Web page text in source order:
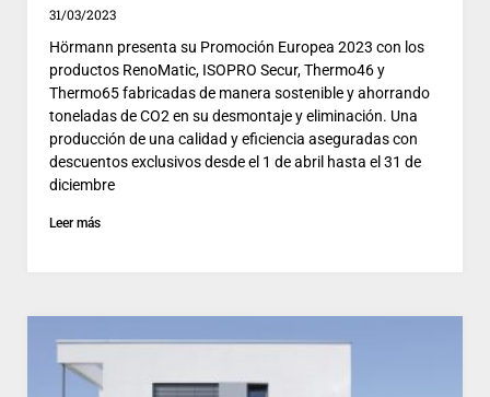
31/03/2023
Hörmann presenta su Promoción Europea 2023 con los
productos RenoMatic, ISOPRO Secur, Thermo46 y
Thermo65 fabricadas de manera sostenible y ahorrando
toneladas de CO2 en su desmontaje y eliminación. Una
producción de una calidad y eficiencia aseguradas con
descuentos exclusivos desde el 1 de abril hasta el 31 de
diciembre
Leer más